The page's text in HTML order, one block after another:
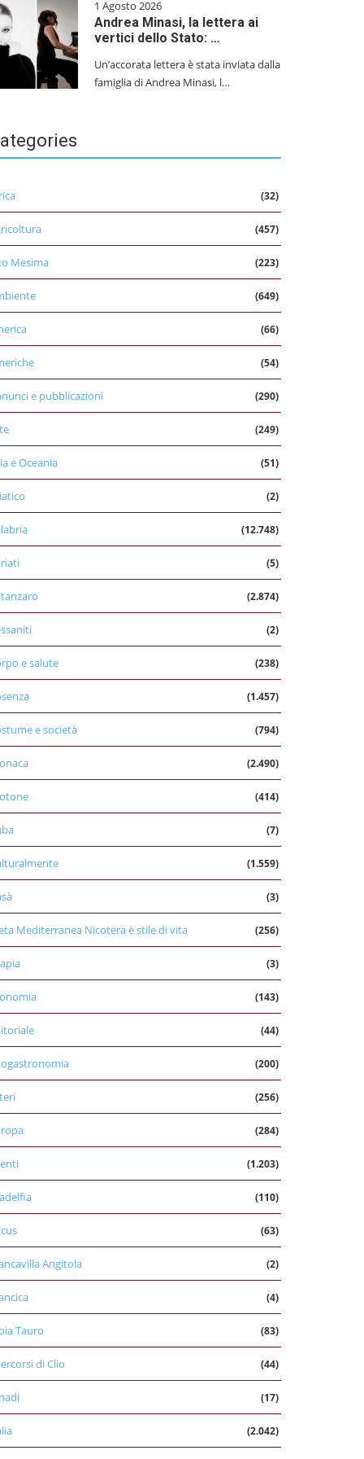
1 Agosto 2026
Andrea Minasi, la lettera ai
vertici dello Stato: …
Un’accorata lettera è stata inviata dalla
famiglia di Andrea Minasi, l…
(32)
(457)
Mesima (223)
(649)
(66)
(54)
e pubblicazioni (290)
(249)
e Oceania (51)
(2)
(12.748)
(5)
(2.874)
(2)
e salute (238)
(1.457)
e società (794)
(2.490)
(414)
(7)
(1.559)
(3)
Mediterranea Nicotera è stile di vita (256)
(3)
(143)
(44)
(200)
(256)
(284)
(1.203)
(110)
(63)
Angitola (2)
(4)
Tauro (83)
di Clio (44)
(17)
(2.042)